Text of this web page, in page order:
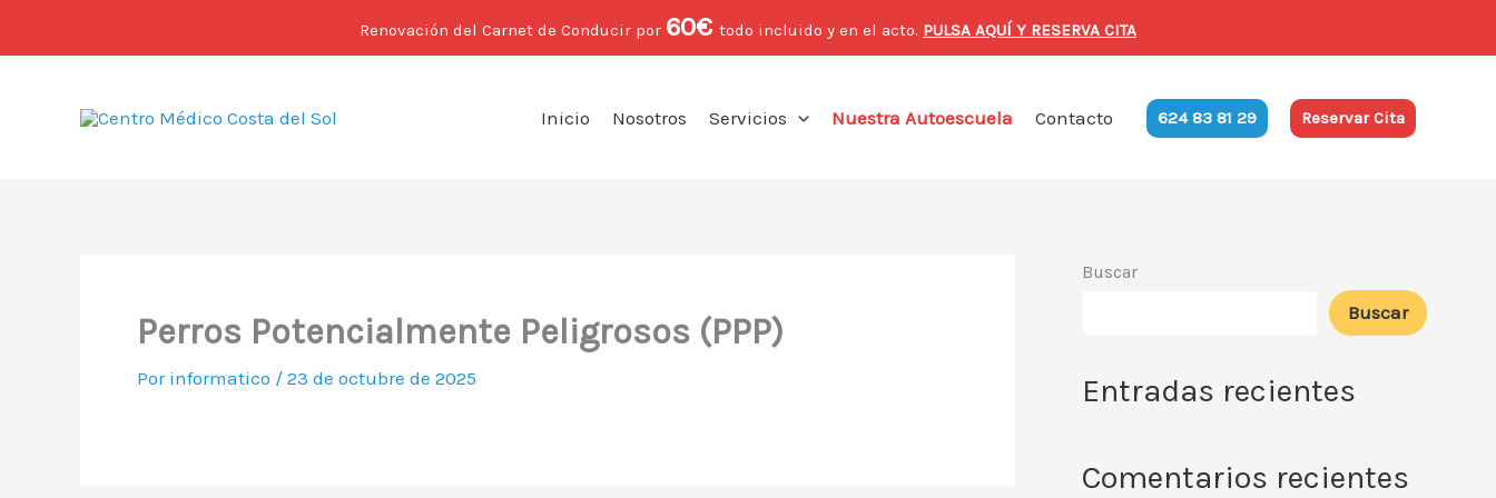
al
Renovación del Carnet de Conducir por 60€ todo incluido y en el acto. PULSA AQUÍ Y RESERVA CITA
Inicio Nosotros Servicios Nuestra Autoescuela Contacto 624 83 81 29 Reservar Cita
Perros Potencialmente Peligrosos (PPP)
Por informatico / 23 de octubre de 2025
Buscar
Buscar
Entradas recientes
Comentarios recientes